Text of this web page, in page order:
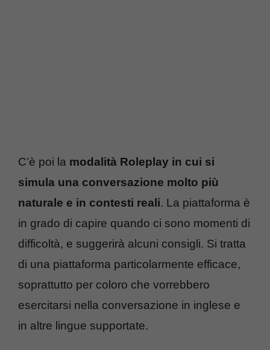
C’è poi la modalità Roleplay in cui si
simula una conversazione molto più
naturale e in contesti reali. La piattaforma è
in grado di capire quando ci sono momenti di
difficoltà, e suggerirà alcuni consigli. Si tratta
di una piattaforma particolarmente efficace,
soprattutto per coloro che vorrebbero
esercitarsi nella conversazione in inglese e
in altre lingue supportate.